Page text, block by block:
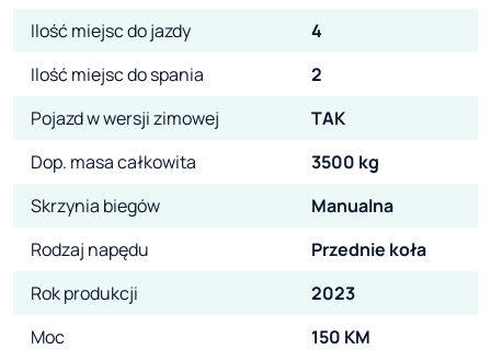
Ilość miejsc do jazdy
4
Ilość miejsc do spania
2
Pojazd w wersji zimowej
TAK
Dop. masa całkowita
3500 kg
Skrzynia biegów
Manualna
Rodzaj napędu
Przednie koła
Rok produkcji
2023
Moc
150 KM